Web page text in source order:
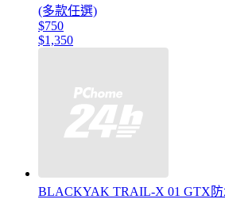
(多款任選)
$750
$1,350
BLACKYAK TRAIL-X 01 GTX